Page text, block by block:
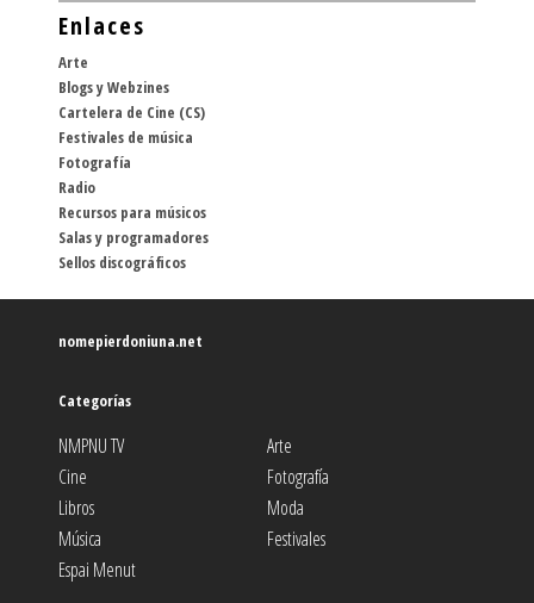
Enlaces
Arte
Blogs y Webzines
Cartelera de Cine (CS)
Festivales de música
Fotografía
Radio
Recursos para músicos
Salas y programadores
Sellos discográficos
nomepierdoniuna.net
Categorías
NMPNU TV
Arte
Cine
Fotografía
Libros
Moda
Música
Festivales
Espai Menut